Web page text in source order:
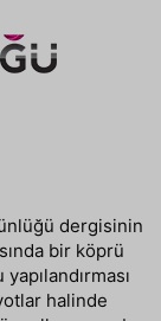
dergisinin
bir köprü
halinde